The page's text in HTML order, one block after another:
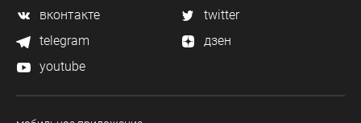
вконтакте
twitter
telegram
дзен
youtube